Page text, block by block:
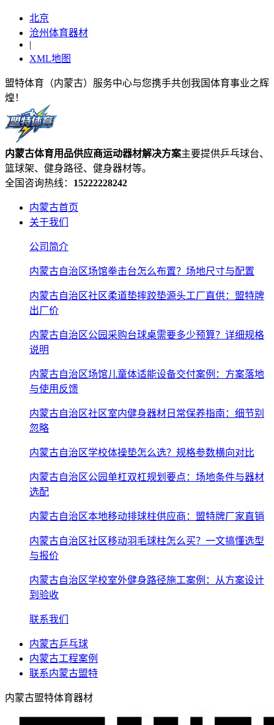
北京
沧州体育器材
|
XML地图
盟特体育（内蒙古）服务中心与您携手共创我国体育事业之辉
煌！
内蒙古体育用品供应商运动器材解决方案主要提供乒乓球台、
篮球架、健身路径、健身器材等。
全国咨询热线： 15222228242
内蒙古首页
关于我们
公司简介
内蒙古自治区场馆拳击台怎么布置？场地尺寸与配置
内蒙古自治区社区柔道垫摔跤垫源头工厂直供：盟特牌
出厂价
内蒙古自治区公园采购台球桌需要多少预算？详细规格
说明
内蒙古自治区场馆儿童体适能设备交付案例：方案落地
与使用反馈
内蒙古自治区社区室内健身器材日常保养指南：细节别
忽略
内蒙古自治区学校体操垫怎么选？规格参数横向对比
内蒙古自治区公园单杠双杠规划要点：场地条件与器材
选配
内蒙古自治区本地移动排球柱供应商：盟特牌厂家直销
内蒙古自治区社区移动羽毛球柱怎么买？一文搞懂选型
与报价
内蒙古自治区学校室外健身路径施工案例：从方案设计
到验收
联系我们
内蒙古乒乓球
内蒙古工程案例
联系内蒙古盟特
内蒙古盟特体育器材